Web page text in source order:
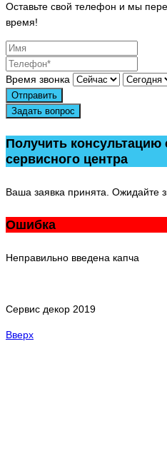
Оставьте свой телефон и мы
время!
Время звонка
Отправить
Задать вопрос
Получить консультацию
сервисного центра
Ваша заявка принята. Ожидайте
Ошибка
Неправильно введена капча
Сервис декор 2019
Вверх